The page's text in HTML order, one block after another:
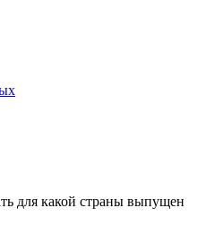
для какой страны выпущен